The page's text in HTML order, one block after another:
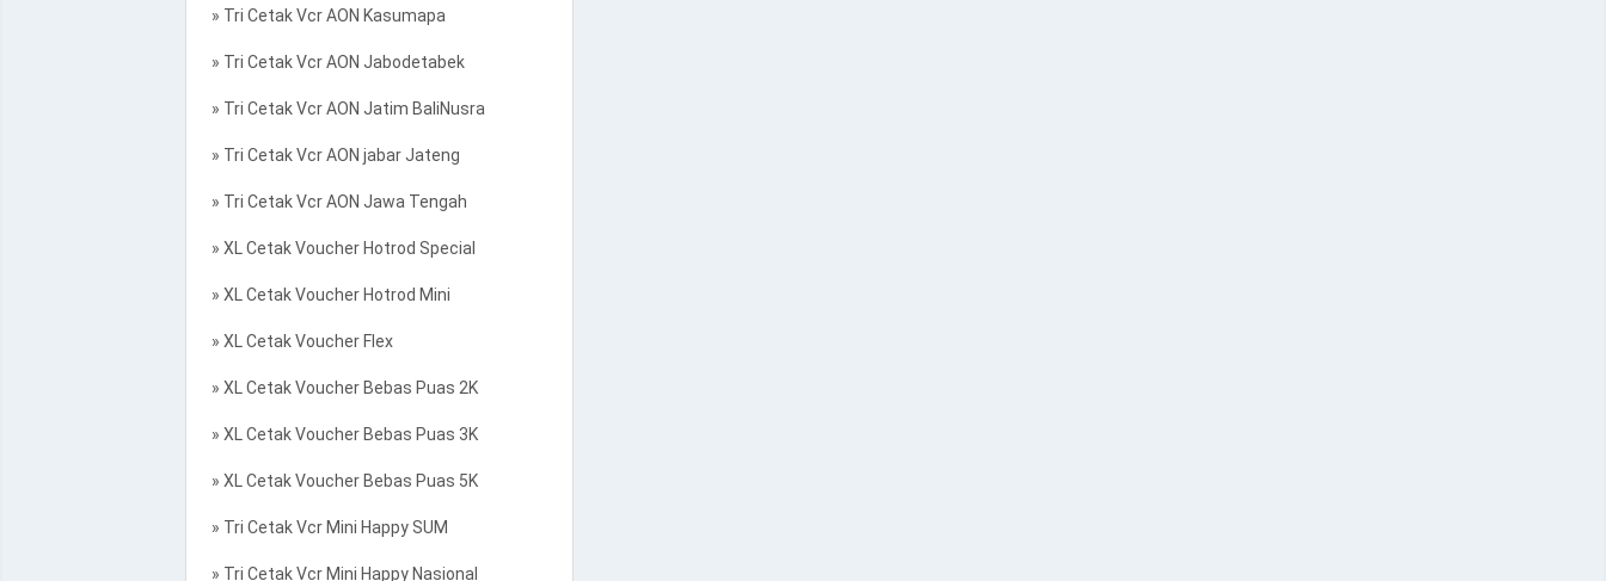
» Tri Cetak Vcr AON Kasumapa
» Tri Cetak Vcr AON Jabodetabek
» Tri Cetak Vcr AON Jatim BaliNusra
» Tri Cetak Vcr AON jabar Jateng
» Tri Cetak Vcr AON Jawa Tengah
» XL Cetak Voucher Hotrod Special
» XL Cetak Voucher Hotrod Mini
» XL Cetak Voucher Flex
» XL Cetak Voucher Bebas Puas 2K
» XL Cetak Voucher Bebas Puas 3K
» XL Cetak Voucher Bebas Puas 5K
» Tri Cetak Vcr Mini Happy SUM
» Tri Cetak Vcr Mini Happy Nasional